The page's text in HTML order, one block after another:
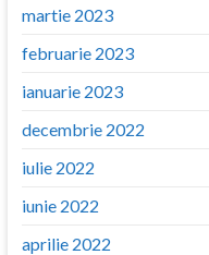
martie 2023
februarie 2023
ianuarie 2023
decembrie 2022
iulie 2022
iunie 2022
aprilie 2022